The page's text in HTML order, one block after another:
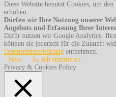
Diese Website benutzt Cookies, um
erhöhen.
Dürfen wir Ihre Nutzung unserer
Angebots und Erfassung Ihrer
Dafür nutzen wir Google Analytics.
können sie jederzeit für die Zukunft
Datenschutzerklärung entnehmen.
Nein
Ja, ich stimme zu.
Privacy & Cookies Policy